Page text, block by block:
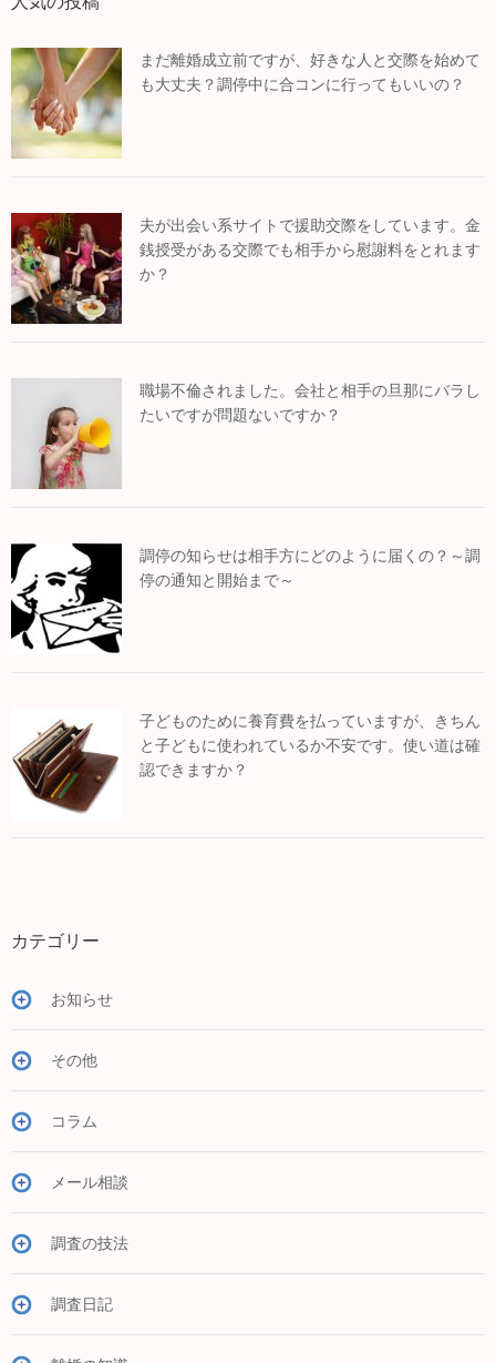
まだ離婚成立前ですが、好きな人と交際を始めて
も大丈夫？調停中に合コンに行ってもいいの？
夫が出会い系サイトで援助交際をしています。金
銭授受がある交際でも相手から慰謝料をとれます
か？
職場不倫されました。会社と相手の旦那にバラし
たいですが問題ないですか？
調停の知らせは相手方にどのように届くの？～調
停の通知と開始まで～
子どものために養育費を払っていますが、きちん
と子どもに使われているか不安です。使い道は確
認できますか？
カテゴリー
お知らせ
その他
コラム
メール相談
調査の技法
調査日記